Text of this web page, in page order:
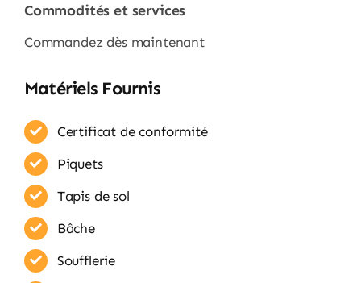
Commodités et services
Commandez dès maintenant
Matériels Fournis
Certificat de conformité
Piquets
Tapis de sol
Bâche
Soufflerie